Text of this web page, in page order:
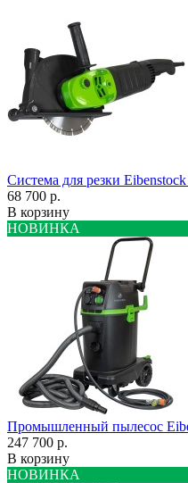
Система для резки
68 700 р.
В корзину
НОВИНКА
Промышленный пылесос
247 700 р.
В корзину
НОВИНКА